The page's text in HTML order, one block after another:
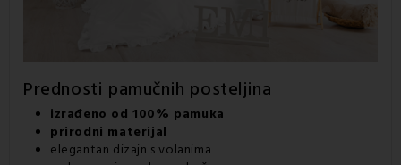
Prednosti pamučnih posteljina
izrađeno od 100% pamuka
prirodni materijal
elegantan dizajn s volanima